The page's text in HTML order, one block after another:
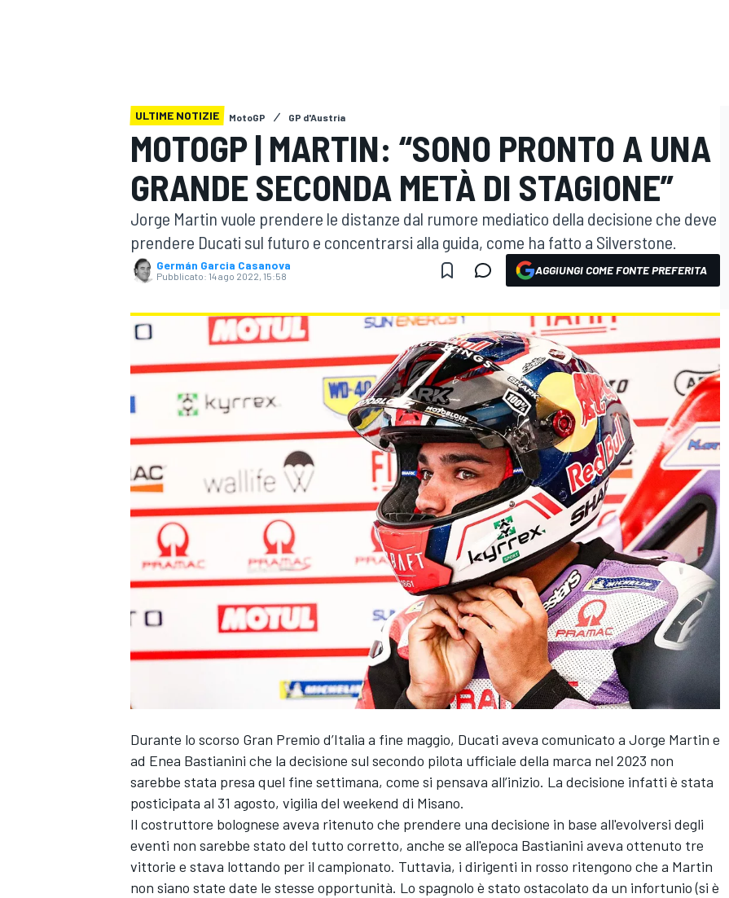
WRC
MONOPOSTO
ULTIME NOTIZIE MotoGP GP d'Austria
MOTOGP | MARTIN: “SONO PRONTO A UNA
GRANDE SECONDA METÀ DI STAGIONE”
Jorge Martin vuole prendere le distanze dal rumore mediatico della decisione che deve
prendere Ducati sul futuro e concentrarsi alla guida, come ha fatto a Silverstone.
Germán Garcia Casanova
Pubblicato: 14 ago 2022, 15:58 AGGIUNGI COME FONTE PREFERITA
Durante lo scorso Gran Premio d’Italia a fine maggio, Ducati aveva comunicato a Jorge Martin e
ad Enea Bastianini che la decisione sul secondo pilota ufficiale della marca nel 2023 non
sarebbe stata presa quel fine settimana, come si pensava all’inizio. La decisione infatti è stata
posticipata al 31 agosto, vigilia del weekend di Misano.
Il costruttore bolognese aveva ritenuto che prendere una decisione in base all'evolversi degli
eventi non sarebbe stato del tutto corretto, anche se all'epoca Bastianini aveva ottenuto tre
vittorie e stava lottando per il campionato. Tuttavia, i dirigenti in rosso ritengono che a Martin
non siano state date le stesse opportunità. Lo spagnolo è stato ostacolato da un infortunio (si è